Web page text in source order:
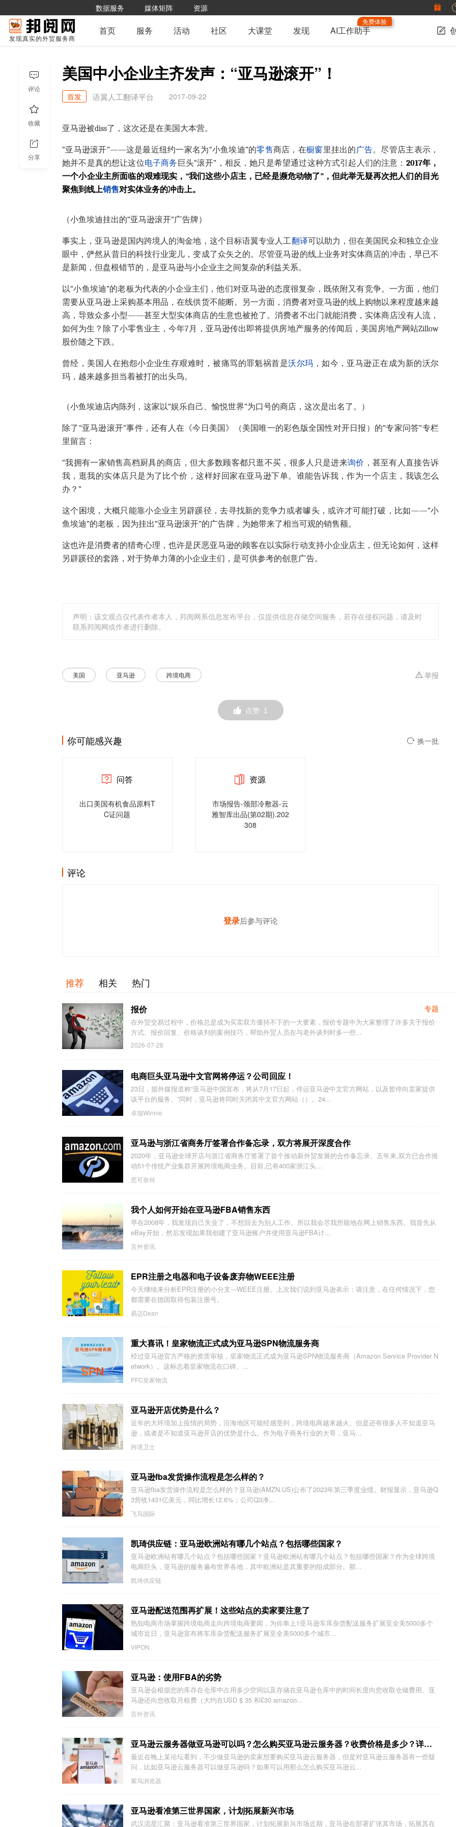
数据服务 媒体矩阵 资源
发现真实的外贸服务商
首页 服务 活动 社区 大课堂 发现 AI工作助手
免费体验
美国中小企业主齐发声：“亚马逊滚开”！
首发 语翼人工翻译平台 2017-09-22
亚马逊被diss了，这次还是在美国大本营。
“亚马逊滚开”——这是最近纽约一家名为“小鱼埃迪”的零售商店，在橱窗里挂出的 广告。尽管店主表示，
她并不是真的想让这位电子商务 巨头“滚开”，相反，她只是希望通过这种方式引起人们的注意： 2017年，
一个小企业主所面临的艰难现实，“我们这些小店主，已经是濒危动物了”，但此举无疑再次把人们的目光
聚焦到线上销售对实体业务的冲击上。
（小鱼埃迪挂出的“亚马逊滚开”广告牌）
事实上，亚马逊是国内跨境人的淘金地，这个目标语翼专业人工翻译可以助力，但在美国民众和独立企业
眼中，俨然从昔日的科技行业宠儿，变成了众矢之的。尽管亚马逊的线上业务对实体商店的冲击，早已不
是新闻，但盘根错节的，是亚马逊与小企业主之间复杂的利益关系。
以“小鱼埃迪”的老板为代表的小企业主们，他们对亚马逊的态度很复杂，既依附又有竞争。一方面，他们
需要从亚马逊上采购基本用品，在线供货不能断。另一方面，消费者对亚马逊的线上购物以来程度越来越
高，导致众多小型——甚至大型实体商店的生意也被抢了。消费者不出门就能消费，实体商店没有人流，
如何为生？除了小零售业主，今年7月，亚马逊传出即将提供房地产服务的传闻后，美国房地产网站Zillow
股价随之下跌。
曾经，美国人在抱怨小企业生存艰难时，被痛骂的罪魁祸首是沃尔玛 ，如今，亚马逊正在成为新的沃尔
玛，越来越多担当着被打的出头鸟。
（小鱼埃迪店内陈列，这家以“娱乐自己、愉悦世界”为口号的商店，这次是出名了。）
除了“亚马逊滚开”事件，还有人在《今日美国》（美国唯一的彩色版全国性对开日报）的“专家问答”专栏
里留言：
“我拥有一家销售高档厨具的商店，但大多数顾客都只逛不买，很多人只是进来询价 ，甚至有人直接告诉
我，逛我的实体店只是为了比个价，这样好回家在亚马逊下单。谁能告诉我，作为一个店主，我该怎么
办？”
这个困境，大概只能靠小企业主另辟蹊径，去寻找新的竞争力或者噱头，或许才可能打破，比如——“小
鱼埃迪”的老板，因为挂出“亚马逊滚开”的广告牌，为她带来了相当可观的销售额。
这也许是消费者的猎奇心理，也许是厌恶亚马逊的顾客在以实际行动支持小企业店主，但无论如何，这样
另辟蹊径的套路，对于势单力薄的小企业主们，是可供参考的创意广告。
声明：该文观点仅代表作者本人，邦阅网系信息发布平台，仅提供信息存储空间服务，若存在侵权问题，请及时
联系邦阅网或作者进行删除。
美国 亚马逊 跨境电商 举报
点赞 1
评论
收藏
分享
你可能感兴趣 换一批
问答
出口美国有机食品原料T
C证问题
资源
市场报告-颈部冷敷器-云
雅智库出品(第02期).202
308
评论
登录后参与评论
发表你的高见
推荐 相关 热门
专题
报价
在外贸交易过程中，价格总是成为买卖双方僵持不下的一大要素，报价专题中为大家整理了许多关于报价
方式、报价回复、价格谈判的案例技巧，帮助外贸人员在与老外谈判时多一些...
2026-07-28
电商巨头亚马逊中文官网将停运？公司回应！
23日，据外媒报道称“亚马逊中国宣布，将从7月17日起，停运亚马逊中文官方网站，以及暂停向卖家提供
该平台的服务。”同时，亚马逊将同时关闭其中文官方网站（）。24...
卓瑞Winnie
亚马逊与浙江省商务厅签署合作备忘录，双方将展开深度合作
2020年，亚马逊全球开店与浙江省商务厅签署了首个推动新外贸发展的合作备忘录。五年来,双方已合作推
动51个传统产业集群开展跨境电商业务。目前,已有400家浙江头...
恶可奈何
我个人如何开始在亚马逊FBA销售东西
早在2008年，我发现自己失业了，不想回去为别人工作。所以我会尽我所能地在网上销售东西。我首先从
eBay开始，然后发现如果我创建了亚马逊账户并使用亚马逊FBA计...
言外资讯
EPR注册之电器和电子设备废弃物WEEE注册
今天继续来分析EPR注册的小分支---WEEE注册。上次我们说到亚马逊表示：请注意，在任何情况下，您
都需要在德国取得包装注册号。
易迈Dean
重大喜讯！皇家物流正式成为亚马逊SPN物流服务商
经过亚马逊官方严格的资质审核，皇家物流正式成为亚马逊SPN物流服务商（Amazon Service Provider N
etwork）。这标志着皇家物流在口碑、...
PFC皇家物流
亚马逊开店优势是什么？
近年的大环境加上疫情的局势，沿海地区可能经感受到，跨境电商越来越火。但是还有很多人不知道亚马
逊，或者是不知道亚马逊开店的优势是什么。作为电子商务行业的大哥，亚马...
跨境卫士
亚马逊fba发货操作流程是怎么样的？
亚马逊fba发货操作流程是怎么样的？亚马逊(AMZN.US)公布了2023年第三季度业绩。财报显示，亚马逊Q
3营收1431亿美元，同比增长12.6%；公司Q3净...
飞鸟国际
凯琦供应链：亚马逊欧洲站有哪几个站点？包括哪些国家？
亚马逊欧洲站有哪几个站点？包括哪些国家？亚马逊欧洲站有哪几个站点？包括哪些国家？作为全球跨境
电商巨头，亚马逊的服务遍布世界各地，其中欧洲站是其重要的组成部分。那...
凯琦供应链
亚马逊配送范围再扩展！这些站点的卖家要注意了
熟知电商市场掌握跨境电商走向跨境电商要闻，为你奉上1亚马逊车库杂货配送服务扩展至全美5000多个
城市近日，亚马逊宣布将车库杂货配送服务扩展至全美5000多个城市...
VIPON
亚马逊：使用FBA的劣势
亚马逊会根据您的库存在仓库中占用多少空间以及存储在亚马逊仓库中的时间长度向您收取仓储费用。亚
马逊还向您收取月租费（大约在USD $ 35 和£30 amazon...
言外资讯
亚马逊云服务器做亚马逊可以吗？怎么购买亚马逊云服务器？收费价格是多少？详细分享！
最近在晚上某论坛看到，不少做亚马逊的卖家想要购买亚马逊云服务器，但是对亚马逊云服务器有一些疑
问，比如亚马逊云服务器可以做亚马逊吗？如果可以用那么怎么购买亚马逊云...
紫鸟浏览器
亚马逊看准第三世界国家，计划拓展新兴市场
武汉流星汇聚：亚马逊看准第三世界国家，计划拓展新兴市场近期，亚马逊在部署扩张其市场，拓展其在